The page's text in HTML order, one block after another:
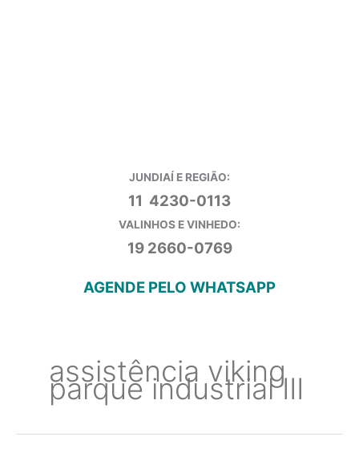
JUNDIAÍ E REGIÃO:
11 4230-0113
VALINHOS E VINHEDO:
19 2660-0769
AGENDE PELO WHATSAPP
assistência viking
parque industrial III